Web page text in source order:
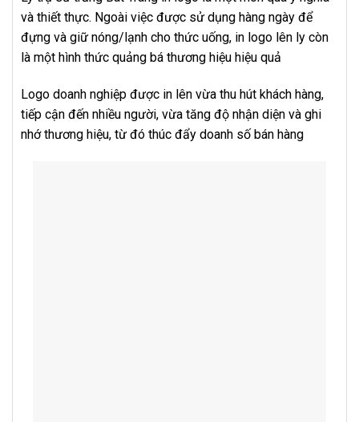
và thiết thực. Ngoài việc được sử dụng hàng ngày để
đựng và giữ nóng/lạnh cho thức uống, in logo lên ly còn
là một hình thức quảng bá thương hiệu hiệu quả
Logo doanh nghiệp được in lên vừa thu hút khách hàng,
tiếp cận đến nhiều người, vừa tăng độ nhận diện và ghi
nhớ thương hiệu, từ đó thúc đẩy doanh số bán hàng